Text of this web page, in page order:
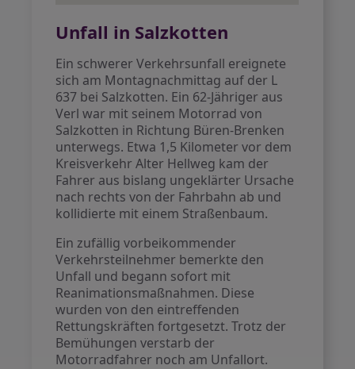
Unfall in Salzkotten
Ein schwerer Verkehrsunfall ereignete
sich am Montagnachmittag auf der L
637 bei Salzkotten. Ein 62-Jähriger aus
Verl war mit seinem Motorrad von
Salzkotten in Richtung Büren-Brenken
unterwegs. Etwa 1,5 Kilometer vor dem
Kreisverkehr Alter Hellweg kam der
Fahrer aus bislang ungeklärter Ursache
nach rechts von der Fahrbahn ab und
kollidierte mit einem Straßenbaum.
Ein zufällig vorbeikommender
Verkehrsteilnehmer bemerkte den
Unfall und begann sofort mit
Reanimationsmaßnahmen. Diese
wurden von den eintreffenden
Rettungskräften fortgesetzt. Trotz der
Bemühungen verstarb der
Motorradfahrer noch am Unfallort.